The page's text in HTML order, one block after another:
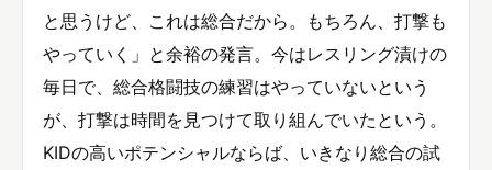
と思うけど、これは総合だから。もちろん、打撃も
やっていく」と余裕の発言。今はレスリング漬けの
毎日で、総合格闘技の練習はやっていないという
が、打撃は時間を見つけて取り組んでいたという。
KIDの高いポテンシャルならば、いきなり総合の試